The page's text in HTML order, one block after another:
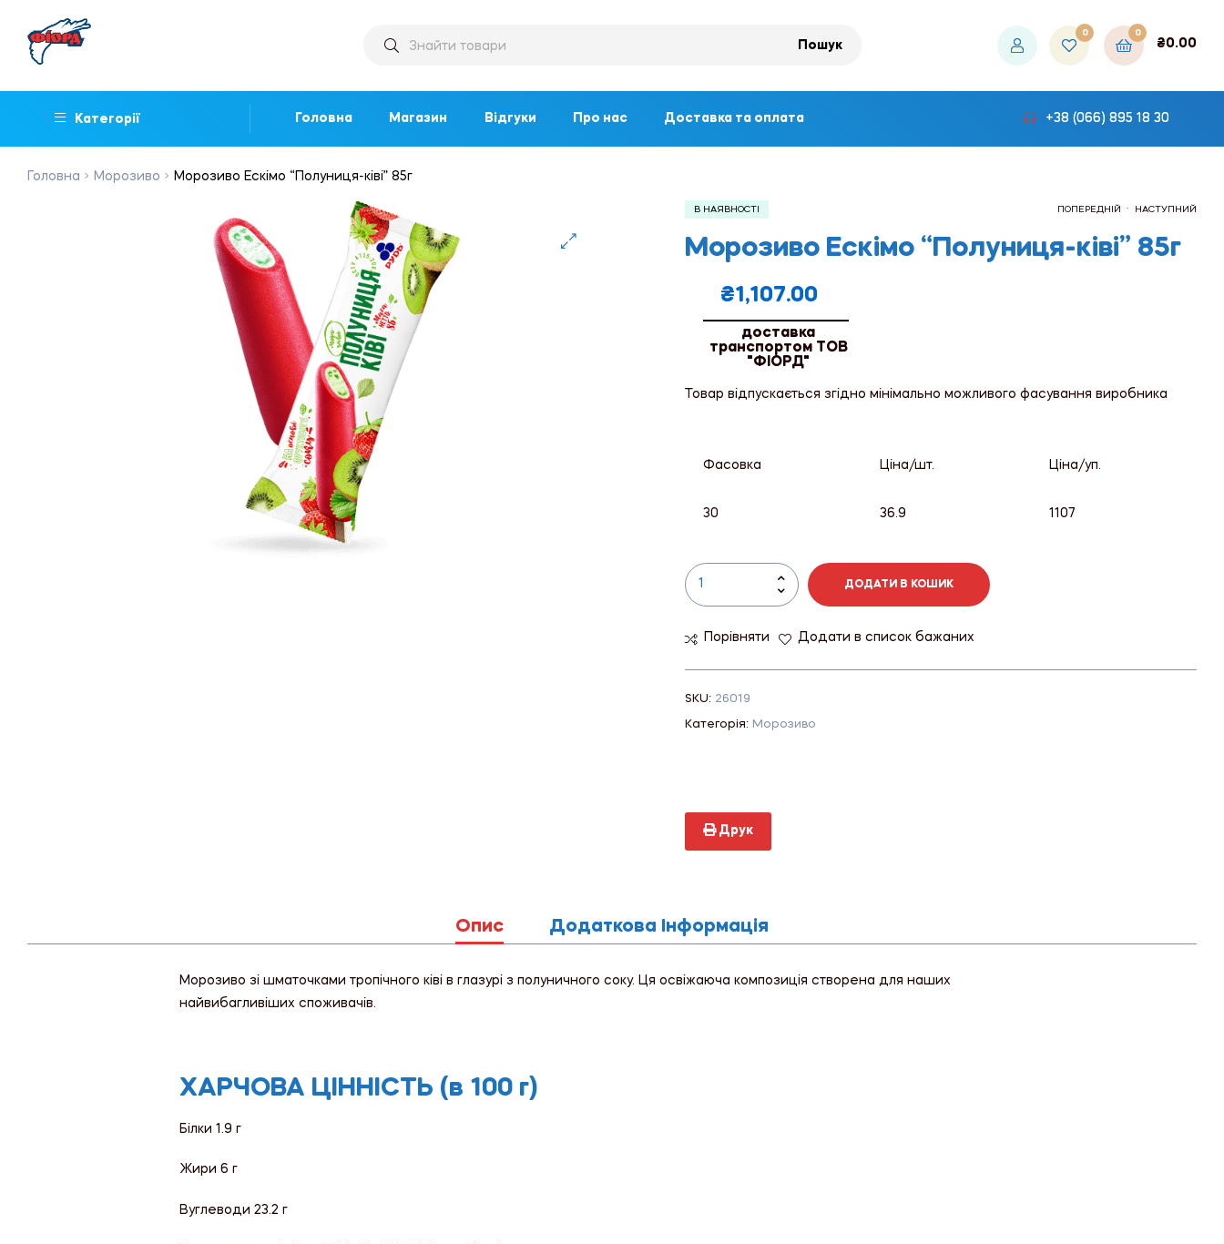
Пошук
0 0
₴0.00
Категорії Головна Магазин Відгуки Про нас Доставка та оплата +38 (066) 895 18 30
Головна Морозиво Морозиво Ескімо “Полуниця-ківі” 85г
ПОПЕРЕДНІЙ НАСТУПНИЙ
В НАЯВНОСТІ
Морозиво Ескімо “Полуниця-ківі” 85г
₴1,107.00
доставка
транспортом ТОВ
"ФІОРД"
Товар відпускається згідно мінімально можливого фасування виробника
Фасовка Ціна/шт. Ціна/уп.
30 36.9 1107
ДОДАТИ В КОШИК
Порівняти Додати в список бажаних
SKU: 26019
Категорія: Морозиво
Друк
Опис Додаткова Інформація
Морозиво зі шматочками тропічного ківі в глазурі з полуничного соку. Ця освіжаюча композиція створена для наших
найвибагливіших споживачів.
ХАРЧОВА ЦІННІСТЬ (в 100 г)
Білки 1.9 г
Жири 6 г
Вуглеводи 23.2 г